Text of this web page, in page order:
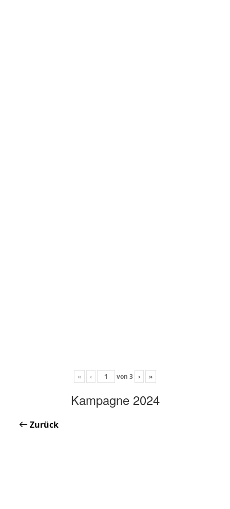
« ‹ von 3 › »
Kampagne 2024
Zurück